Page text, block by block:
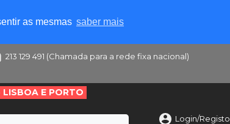
as mesmas saber mais
213 129 491 (Chamada para a rede fixa nacional)
E PORTO
Login/Registo